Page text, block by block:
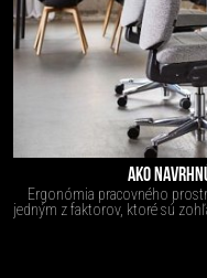
AKO
Ergonómia pracovného
jedným z faktorov, ktoré sú